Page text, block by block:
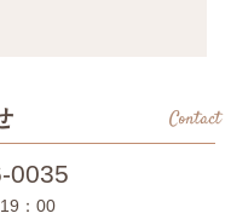
Contact
0035
：00